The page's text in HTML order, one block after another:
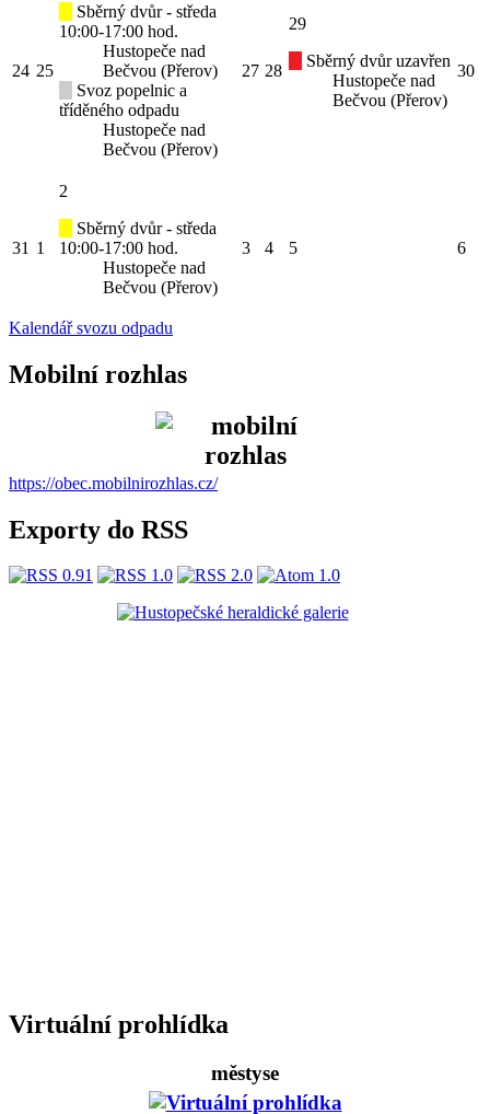
24 25
Sběrný dvůr - středa
10:00-17:00 hod.
Hustopeče nad
Bečvou (Přerov)
Svoz popelnic a
tříděného odpadu
Hustopeče nad
Bečvou (Přerov)
27 28
29
Sběrný dvůr uzavřen
Hustopeče nad
Bečvou (Přerov)
30
31 1
2
Sběrný dvůr - středa
10:00-17:00 hod.
Hustopeče nad
Bečvou (Přerov)
3 4 5 6
Kalendář svozu odpadu
Mobilní rozhlas
https://obec.mobilnirozhlas.cz/
Exporty do RSS
Virtuální prohlídka
městyse